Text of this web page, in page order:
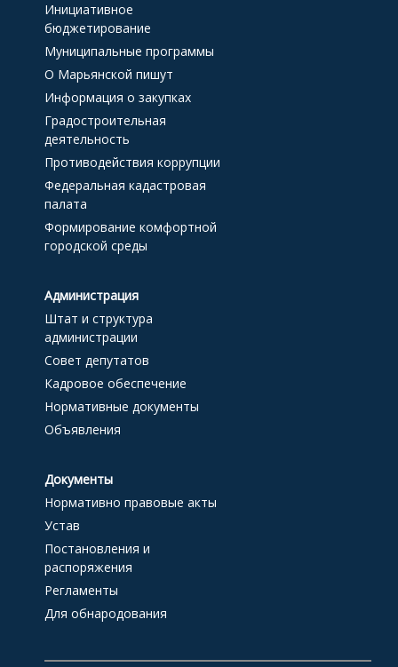
Инициативное
бюджетирование
Муниципальные программы
О Марьянской пишут
Информация о закупках
Градостроительная
деятельность
Противодействия коррупции
Федеральная кадастровая
палата
Формирование комфортной
городской среды
Администрация
Штат и структура
администрации
Совет депутатов
Кадровое обеспечение
Нормативные документы
Объявления
Документы
Нормативно правовые акты
Устав
Постановления и
распоряжения
Регламенты
Для обнародования